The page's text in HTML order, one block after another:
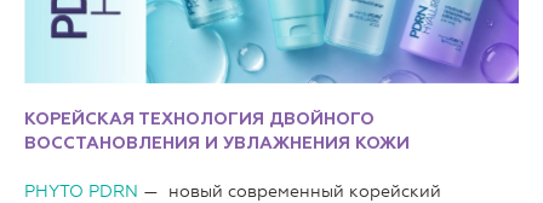
КОРЕЙСКАЯ ТЕХНОЛОГИЯ ДВОЙНОГО
ВОССТАНОВЛЕНИЯ И УВЛАЖНЕНИЯ КОЖИ
PHYTO PDRN — новый современный корейский